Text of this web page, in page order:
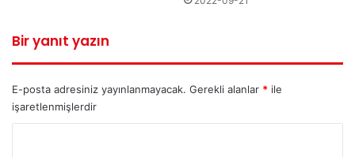
Bir yanıt yazın
E-posta adresiniz yayınlanmayacak. Gerekli alanlar * ile
işaretlenmişlerdir